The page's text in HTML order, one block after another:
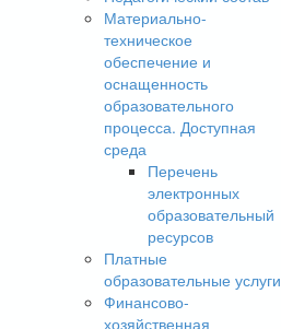
Материально-
техническое
обеспечение и
оснащенность
образовательного
процесса. Доступная
среда
Перечень
электронных
образовательный
ресурсов
Платные
образовательные услуги
Финансово-
хозяйственная